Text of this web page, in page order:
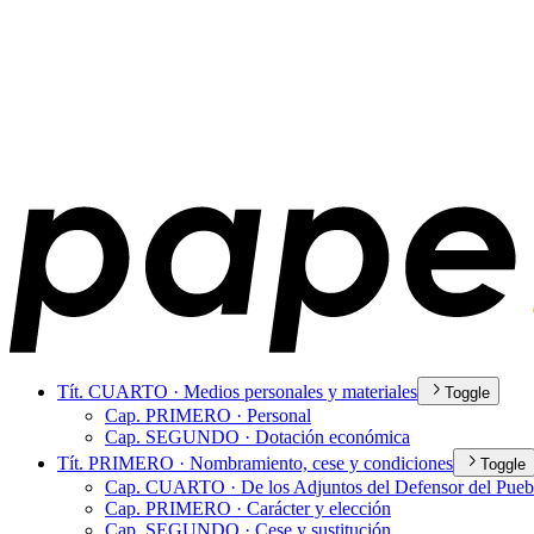
Tít. CUARTO · Medios personales y materiales Toggle
Cap. PRIMERO · Personal
Cap. SEGUNDO · Dotación económica
Tít. PRIMERO · Nombramiento, cese y condiciones
Toggle
Cap. CUARTO · De los Adjuntos del Defensor del
Cap. PRIMERO · Carácter y elección
Cap. SEGUNDO · Cese y sustitución